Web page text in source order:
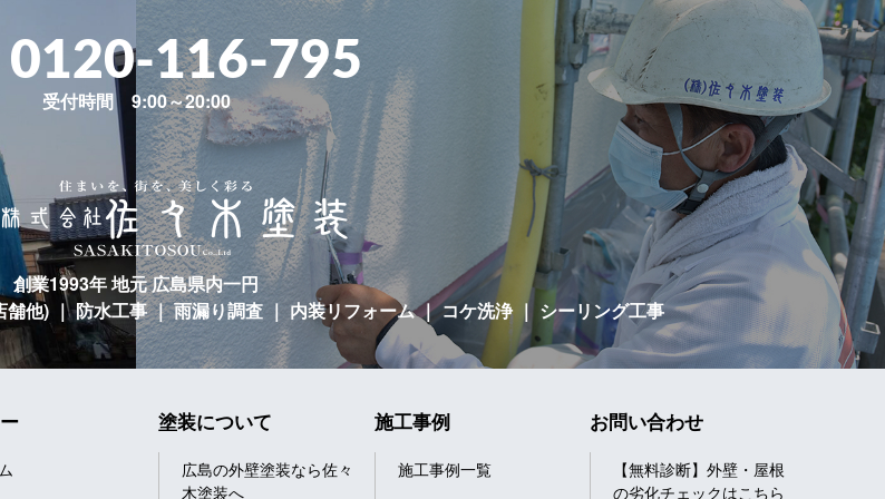
0120-116-795
受付時間 9:00～20:00
創業1993年 地元 広島県内一円
舗他) ｜ 防水工事 ｜ 雨漏り調査 ｜ 内装リフォーム｜ コケ洗浄 ｜ シーリング工事
塗装について
広島の外壁塗装なら佐々
木塗装へ
施工事例
施工事例一覧
お問い合わせ
【無料診断】外壁・屋根
の劣化チェックはこちら